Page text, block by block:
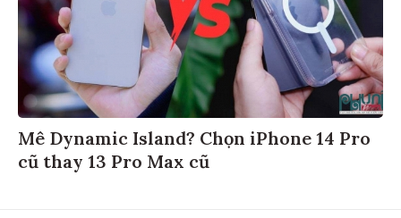
Mê Dynamic Island? Chọn iPhone 14 Pro
cũ thay 13 Pro Max cũ